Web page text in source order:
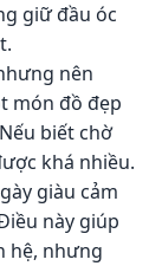
giữ đầu óc
nên
món đồ đẹp
biết chờ
khá nhiều.
giàu cảm
này giúp
hệ, nhưng